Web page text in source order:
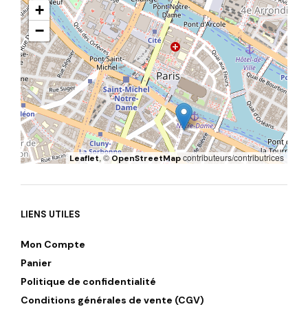
+
−
Leaflet, ©OpenStreetMapcontributeurs/contributrices
LIENS UTILES
Mon Compte
Panier
Politique de confidentialité
Conditions générales de vente (CGV)